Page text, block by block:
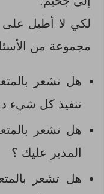
لكي لا أطيل على
مجموعة من
هل تشعر
تنفيذ كل شيء
هل تشعر
المدير عليك ؟
هل تشعر